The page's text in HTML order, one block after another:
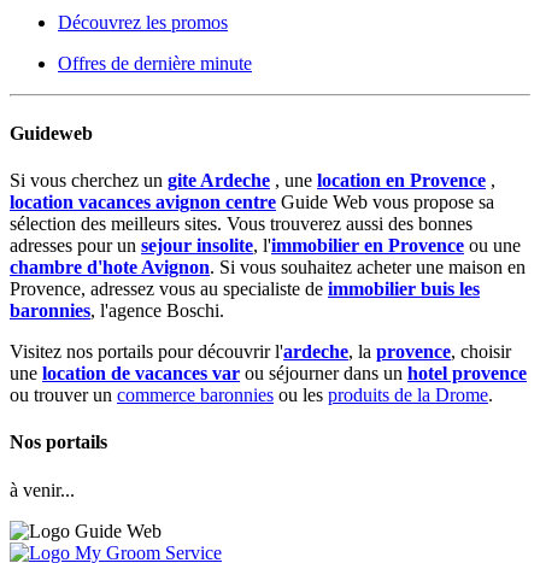
Découvrez les promos
Offres de dernière minute
Guideweb
Si vous cherchez un gite Ardeche , une location en Provence ,
location vacances avignon centre Guide Web vous propose sa
sélection des meilleurs sites. Vous trouverez aussi des bonnes
adresses pour un sejour insolite, l'immobilier en Provence ou une
chambre d'hote Avignon. Si vous souhaitez acheter une maison en
Provence, adressez vous au specialiste de immobilier buis les
baronnies, l'agence Boschi.
Visitez nos portails pour découvrir l'ardeche, la provence, choisir
une location de vacances var ou séjourner dans un hotel provence
ou trouver un commerce baronnies ou les produits de la Drome.
Nos portails
à venir...